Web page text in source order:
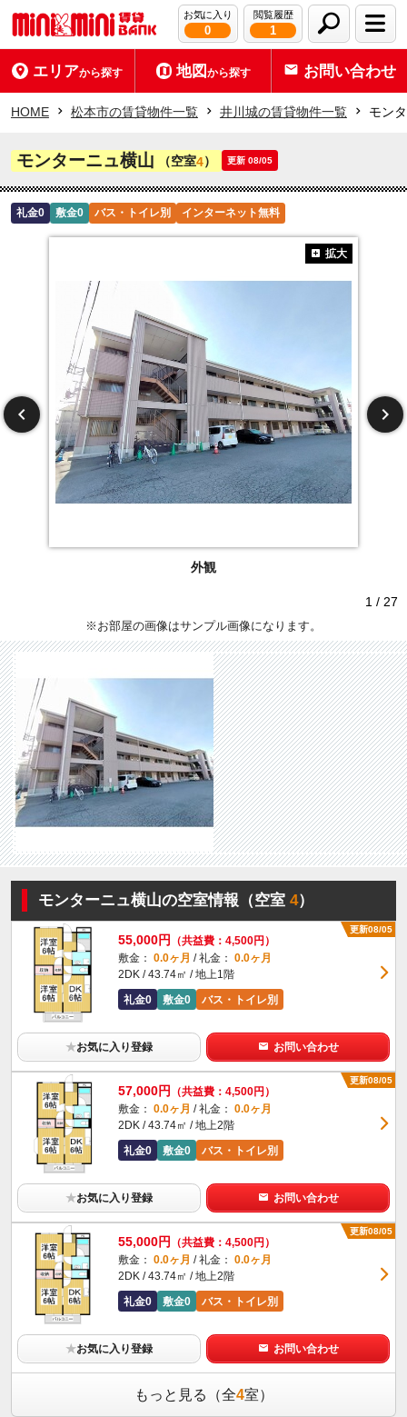
お気に入り
0
閲覧履歴
1
エリアから探す 地図から探す お問い合わせ
HOME 松本市の賃貸物件一覧 井川城の賃貸物件一覧 モン
モンターニュ横山 （空室4） 更新 08/05
礼金0 敷金0 バス・トイレ別 インターネット無料
外観
拡大
1 / 27
※お部屋の画像はサンプル画像になります。
モンターニュ横山の空室情報（空室4）
更新08/05
55,000円
（共益費：4,500円）
敷金： 0.0ヶ月 / 礼金： 0.0ヶ月
2DK / 43.74㎡ / 地上1階
礼金0
敷金0 バス・トイレ別
★お気に入り登録 お問い合わせ
更新08/05
57,000円
（共益費：4,500円）
敷金： 0.0ヶ月 / 礼金： 0.0ヶ月
2DK / 43.74㎡ / 地上2階
礼金0
敷金0 バス・トイレ別
★お気に入り登録 お問い合わせ
更新08/05
55,000円
（共益費：4,500円）
敷金： 0.0ヶ月 / 礼金： 0.0ヶ月
2DK / 43.74㎡ / 地上2階
礼金0
敷金0 バス・トイレ別
★お気に入り登録 お問い合わせ
もっと見る（全4室）